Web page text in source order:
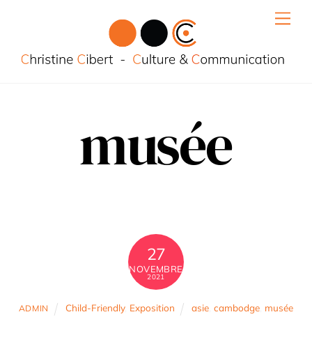
musée
27
NOVEMBRE
2021
ADMIN Child-Friendly, Exposition asie ,cambodge musée